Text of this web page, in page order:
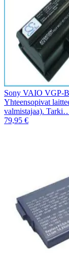
Sony VAIO VGP-
Yhteensopivat
valmistajaa).
79,95 €